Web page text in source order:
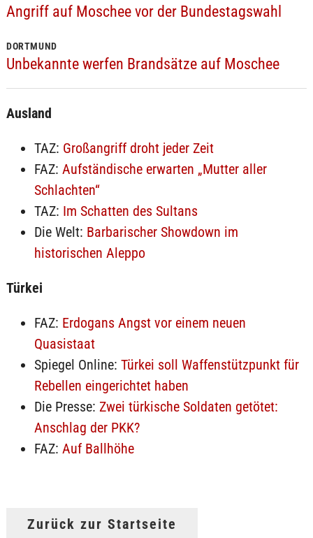
Angriff auf Moschee vor der Bundestagswahl
DORTMUND
Unbekannte werfen Brandsätze auf Moschee
Ausland
TAZ: Großangriff droht jeder Zeit
FAZ: Aufständische erwarten „Mutter aller
Schlachten“
TAZ: Im Schatten des Sultans
Die Welt: Barbarischer Showdown im
historischen Aleppo
Türkei
FAZ: Erdogans Angst vor einem neuen
Quasistaat
Spiegel Online: Türkei soll Waffenstützpunkt für
Rebellen eingerichtet haben
Die Presse: Zwei türkische Soldaten getötet:
Anschlag der PKK?
FAZ: Auf Ballhöhe
Zurück zur Startseite